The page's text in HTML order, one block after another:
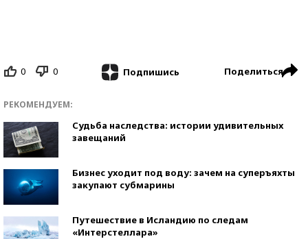
0 0 Подпишись Поделиться
РЕКОМЕНДУЕМ:
Судьба наследства: истории удивительных
завещаний
Бизнес уходит под воду: зачем на суперъяхты
закупают субмарины
Путешествие в Исландию по следам
«Интерстеллара»